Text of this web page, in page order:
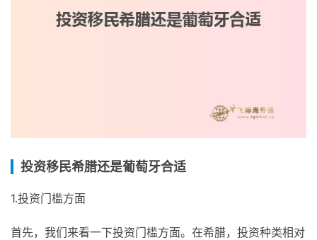
投资移民希腊还是葡萄牙合适
1.投资门槛方面
首先，我们来看一下投资门槛方面。在希腊，投资种类相对